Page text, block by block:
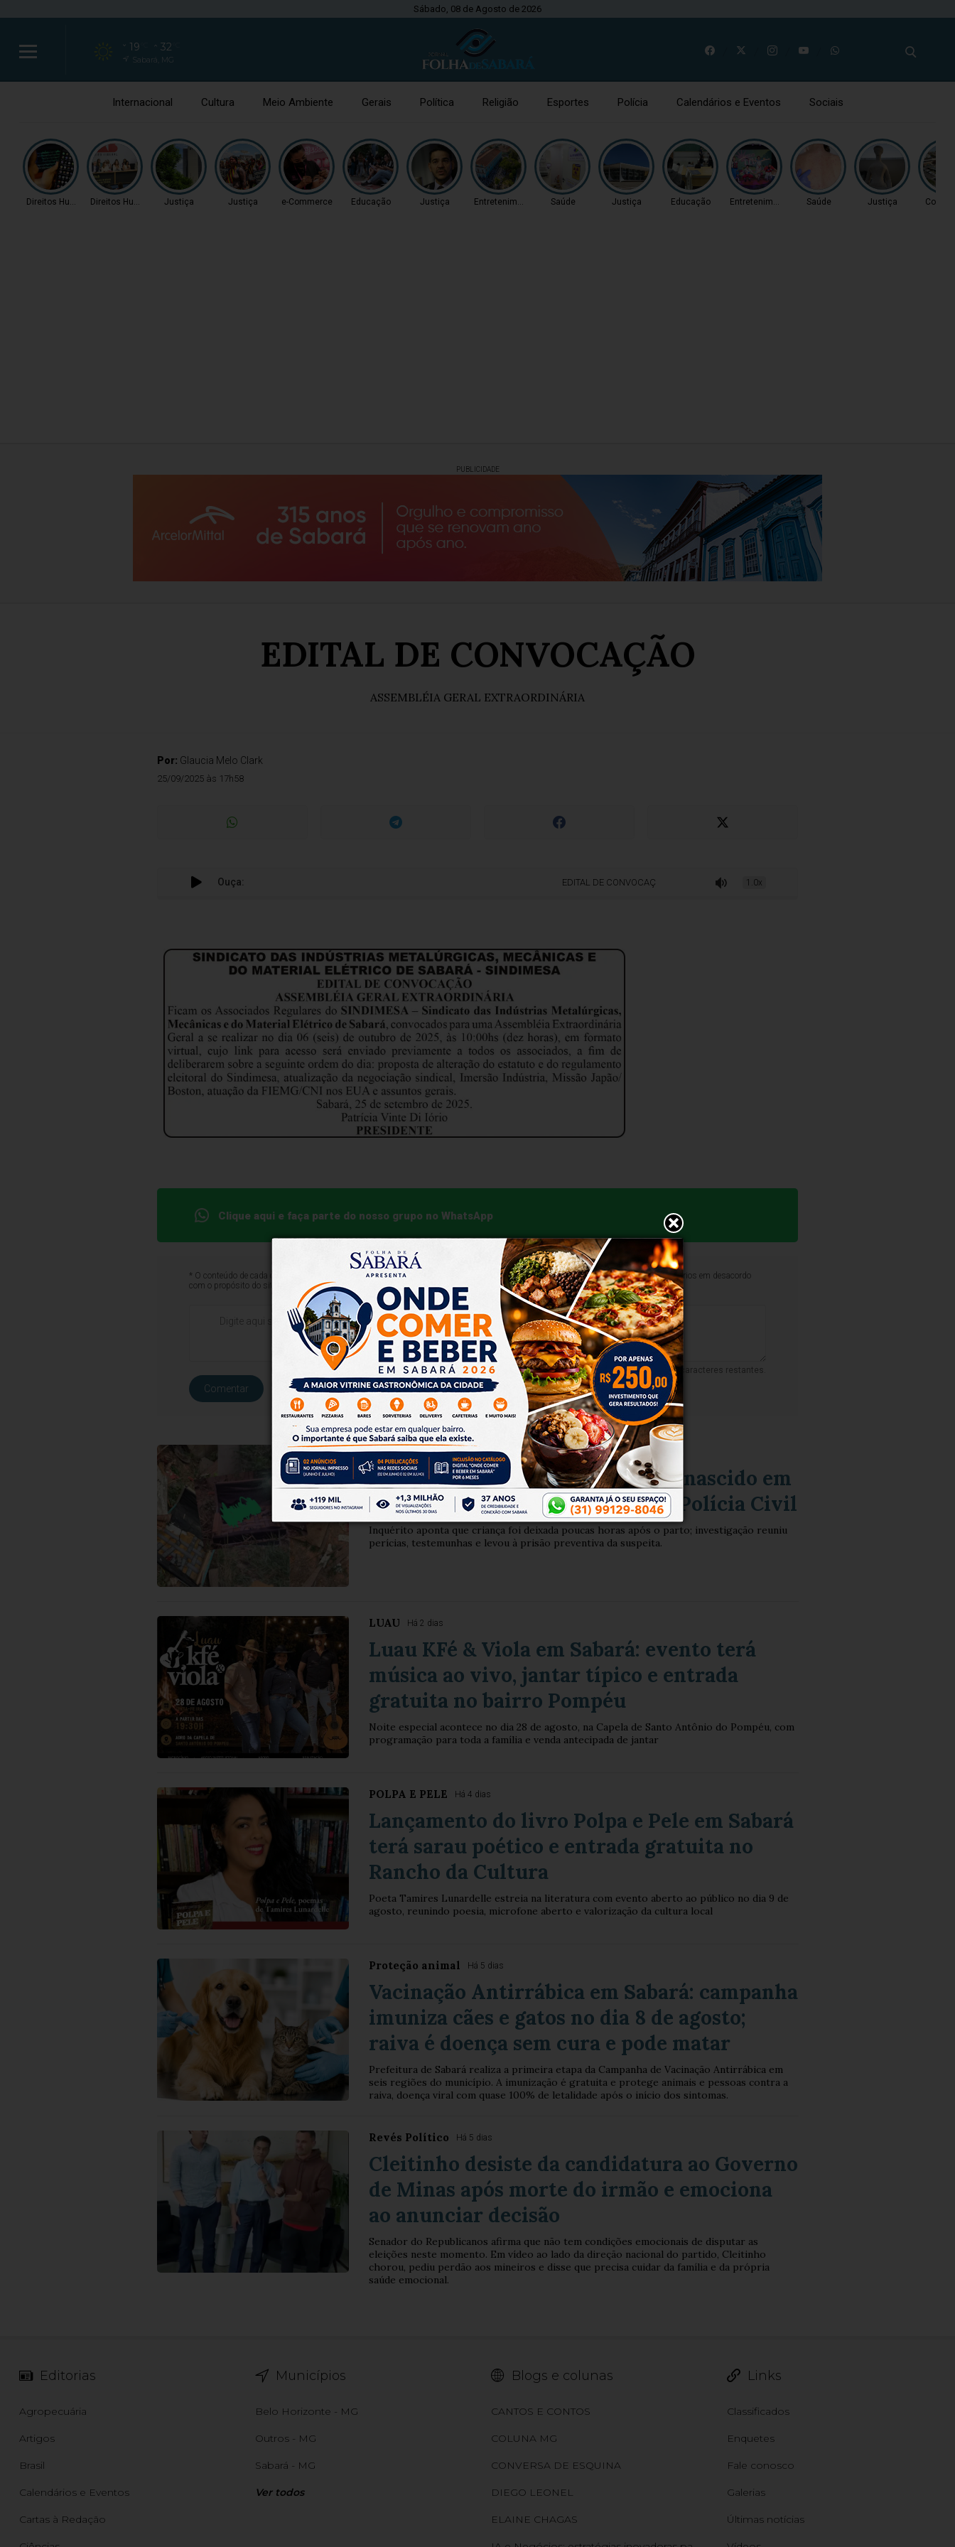
Sábado, 08 de Agosto de 2026
19 32
Sabará, MG
Internacional Cultura Meio Ambiente Gerais Política Religião Esportes Polícia Calendários e Eventos Sociais
Direitos HumanosDireitos Humanos Justiça Justiça e-Commerce Educação Justiça Entretenimento Saúde Justiça Educação Entretenimento Saúde Justiça Coluna
PUBLICIDADE
EDITAL DE CONVOCAÇÃO
ASSEMBLÉIA GERAL EXTRAORDINÁRIA
Por: Glaucia Melo Clark
25/09/2025 às 17h58
Ouça: EDITAL DE CONVOCAÇÃO 1.0x
Clique aqui e faça parte do nosso grupo no WhatsApp
* O conteúdo de cada comentário é de responsabilidade de quem realizá-lo. Nos reservamos ao direito de reprovar ou eliminar comentários em desacordo
com o propósito do site ou que contenham palavras ofensivas.
500 caracteres restantes.
Comentar
ABANDONO Há 2 dias
Mãe que abandonou bebê recém-nascido em
lote vago de Sabará é presa pela Polícia Civil
Inquérito aponta que criança foi deixada poucas horas após o parto; investigação reuniu
perícias, testemunhas e levou à prisão preventiva da suspeita.
LUAU Há 2 dias
Luau KFé & Viola em Sabará: evento terá
música ao vivo, jantar típico e entrada
gratuita no bairro Pompéu
Noite especial acontece no dia 28 de agosto, na Capela de Santo Antônio do Pompéu, com
programação para toda a família e venda antecipada de jantar
POLPA E PELE Há 4 dias
Lançamento do livro Polpa e Pele em Sabará
terá sarau poético e entrada gratuita no
Rancho da Cultura
Poeta Tamires Lunardelle estreia na literatura com evento aberto ao público no dia 9 de
agosto, reunindo poesia, microfone aberto e valorização da cultura local
Proteção animal Há 5 dias
Vacinação Antirrábica em Sabará: campanha
imuniza cães e gatos no dia 8 de agosto;
raiva é doença sem cura e pode matar
Prefeitura de Sabará realiza a primeira etapa da Campanha de Vacinação Antirrábica em
seis regiões do município. A imunização é gratuita e protege animais e pessoas contra a
raiva, doença viral com quase 100% de letalidade após o início dos sintomas.
Revés Político Há 5 dias
Cleitinho desiste da candidatura ao Governo
de Minas após morte do irmão e emociona
ao anunciar decisão
Senador do Republicanos afirma que não tem condições emocionais de disputar as
eleições neste momento. Em vídeo ao lado da direção nacional do partido, Cleitinho
chorou, pediu perdão aos mineiros e disse que precisa cuidar da família e da própria
saúde emocional.
Editorias
Agropecuária
Artigos
Brasil
Calendários e Eventos
Cartas à Redação
Municípios
Belo Horizonte - MG
Outros - MG
Sabará - MG
Ver todos
Blogs e colunas
CANTOS E CONTOS
COLUNA MG
CONVERSA DE ESQUINA
DIEGO LEONEL
ELAINE CHAGAS
Links
Classificados
Enquetes
Fale conosco
Galerias
Últimas notícias